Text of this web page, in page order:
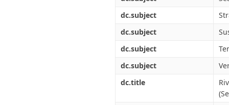
dc.subject
dc.subject
dc.subject
dc.subject
dc.title